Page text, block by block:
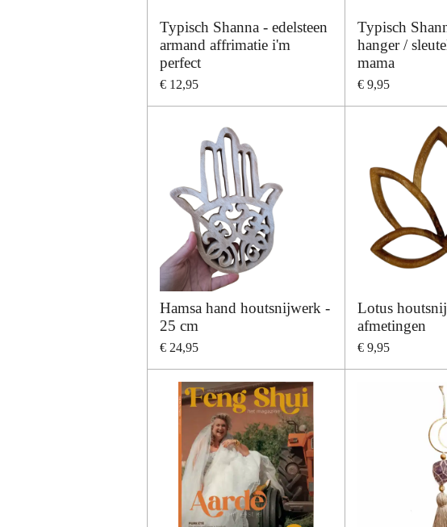
Typisch Shanna - edelsteen
armand affrimatie i'm
perfect
€ 12,95
Typisch
hanger /
mama
€ 9,95
Hamsa hand houtsnijwerk -
25 cm
€ 24,95
Lotus
afmetingen
€ 9,95